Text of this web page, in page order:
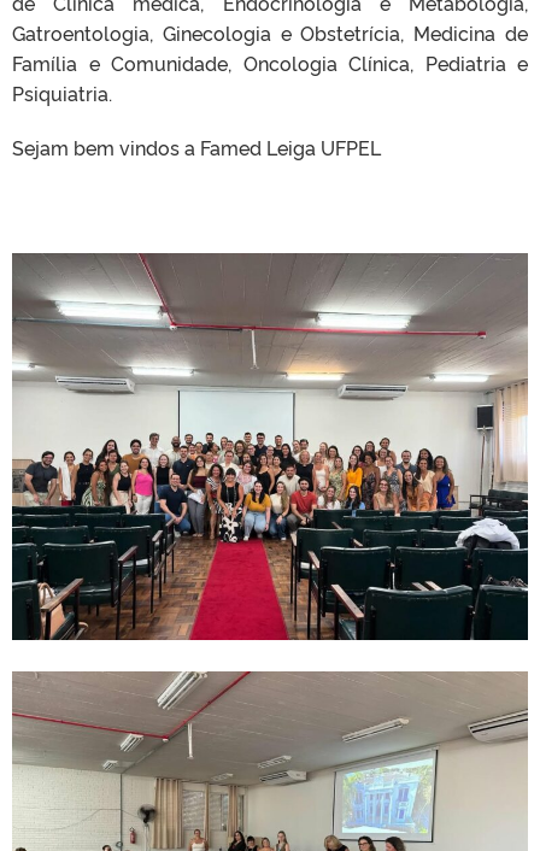
Gatroentologia, Ginecologia e Obstetrícia, Medicina de
Família e Comunidade, Oncologia Clínica, Pediatria e
Psiquiatria.
Sejam bem vindos a Famed Leiga UFPEL